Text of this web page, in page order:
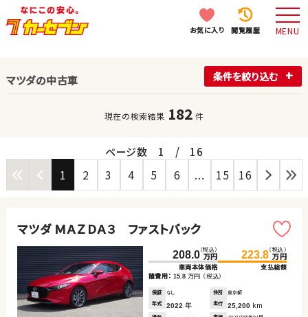
お気に入り 閲覧履歴 MENU
マツダの中古車 条件を絞り込む
現在の検索結果 182 件
ページ数 1 / 16
1 2 3 4 5 6 ... 15 16
マツダ ＭＡＺＤＡ３ ファストバック
208.0（税込）
万円
車両本体価格
223.8（税込）
万円
支払総額
諸費用： 15.8 万円 （税込）
保証 なし 住所
東京都
年式
2022 年 走行 25,200 km